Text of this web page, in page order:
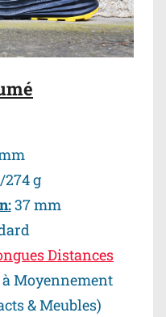
274 g
:37 mm
Distances
à Moyennement
& Meubles)